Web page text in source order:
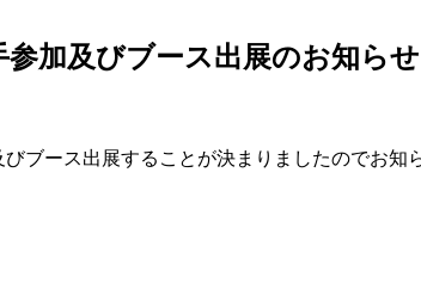
加及びブース出展のお知らせ
びブース出展することが決まりましたのでお知